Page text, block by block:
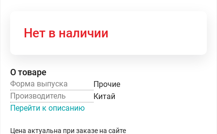
Нет в наличии
О товаре
Форма выпуска
Прочие
Производитель
Китай
Перейти к описанию
Цена актуальна при заказе на сайте